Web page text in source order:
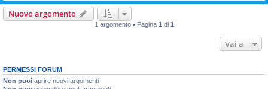
Nuovo argomento
1 argomento • Pagina 1 di 1
Vai a
PERMESSI FORUM
Non puoi aprire nuovi argomenti